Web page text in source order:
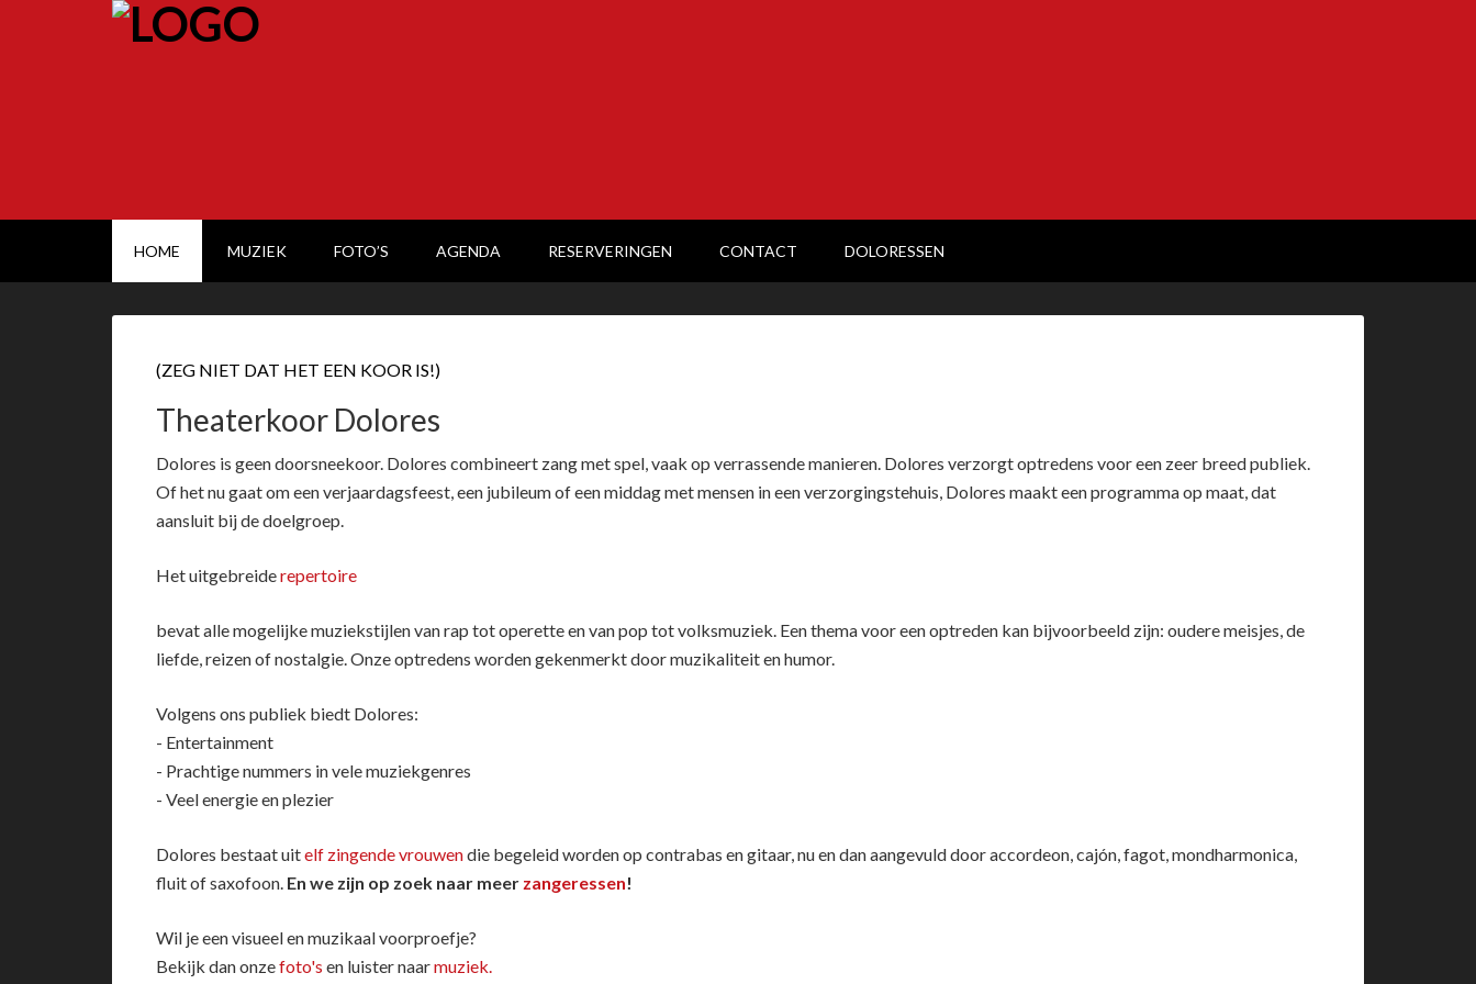
HOME MUZIEK FOTO’S AGENDA RESERVERINGEN CONTACT DOLORESSEN
(ZEG NIET DAT HET EEN KOOR IS!)
Theaterkoor Dolores
Dolores is geen doorsneekoor. Dolores combineert zang met spel, vaak op verrassende manieren. Dolores verzorgt optredens voor een zeer breed publiek.
Of het nu gaat om een verjaardagsfeest, een jubileum of een middag met mensen in een verzorgingstehuis, Dolores maakt een programma op maat, dat
aansluit bij de doelgroep.
Het uitgebreiderepertoire
bevat alle mogelijke muziekstijlen van rap tot operette en van pop tot volksmuziek. Een thema voor een optreden kan bijvoorbeeld zijn: oudere meisjes, de
liefde, reizen of nostalgie. Onze optredens worden gekenmerkt door muzikaliteit en humor.
Volgens ons publiek biedt Dolores:
- Entertainment
- Prachtige nummers in vele muziekgenres
- Veel energie en plezier
Dolores bestaat uitelf zingende vrouwendie begeleid worden op contrabas en gitaar, nu en dan aangevuld door accordeon, cajón, fagot, mondharmonica,
fluit of saxofoon. En we zijn op zoek naar meer zangeressen!
Wil je een visueel en muzikaal voorproefje?
Bekijk dan onzefoto's en luister naarmuziek.